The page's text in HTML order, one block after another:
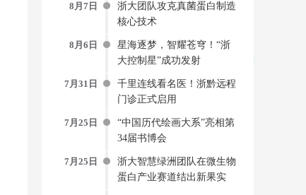
8月7日
浙大团队攻克真菌蛋白制造
核心技术
8月6日
星海逐梦，智耀苍穹！“浙
大控制星”成功发射
7月31日
千里连线看名医！浙黔远程
门诊正式启用
7月25日
“中国历代绘画大系”亮相第
34届书博会
7月25日
浙大智慧绿洲团队在微生物
蛋白产业赛道结出新果实